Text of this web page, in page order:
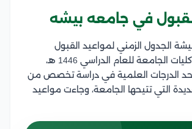
في جامعه بيشه
الجدول الزمني لمواعيد القبول
والالتحاق بأحد كليات الجامعة للعام الدراسي 1446 هـ،
الدرجات العلمية في دراسة تخصص من
التي تتيحها الجامعة، وجاءت مواعيد